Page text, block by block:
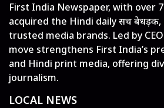
First India Newspaper, with over
acquired the Hindi daily सच
trusted media brands. Led by
move strengthens First India’s
and Hindi print media, offering
journalism.
LOCAL NEWS